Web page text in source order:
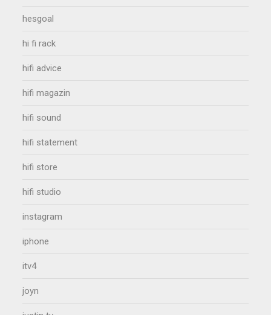
hesgoal
hi fi rack
hifi advice
hifi magazin
hifi sound
hifi statement
hifi store
hifi studio
instagram
iphone
itv4
joyn